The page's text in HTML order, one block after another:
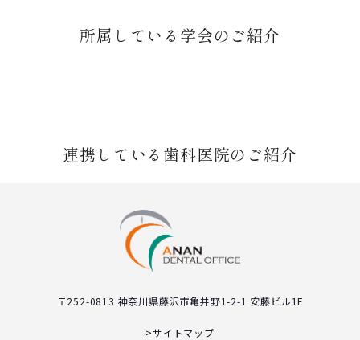
所属している学会のご紹介
連携している歯科医院のご紹介
〒252-0813 神奈川県藤沢市亀井野1-2-1 安藤ビル1F
>サイトマップ